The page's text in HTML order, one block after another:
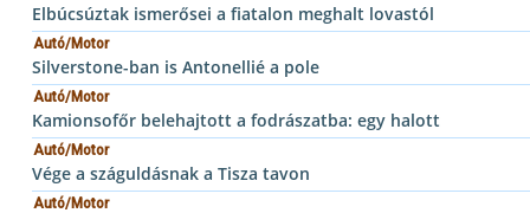
Elbúcsúztak ismerősei a fiatalon meghalt lovastól
Autó/Motor
Silverstone-ban is Antonellié a pole
Autó/Motor
Kamionsofőr belehajtott a fodrászatba: egy halott
Autó/Motor
Vége a száguldásnak a Tisza tavon
Autó/Motor